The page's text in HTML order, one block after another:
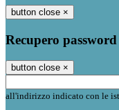
button close ×
Recupero password
button close ×
all'indirizzo indicato con le